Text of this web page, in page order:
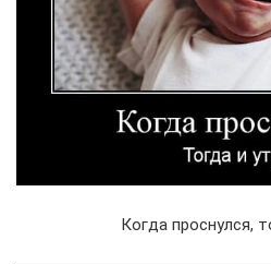
Когда проснулся,